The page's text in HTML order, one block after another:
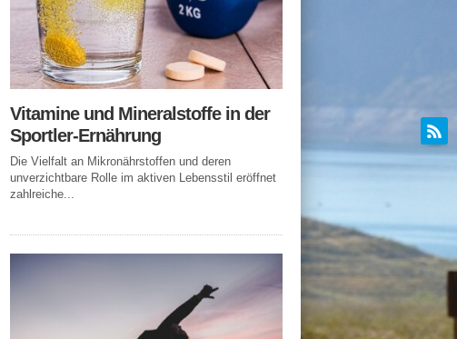
Vitamine und Mineralstoffe in der
Sportler-Ernährung
Die Vielfalt an Mikronährstoffen und deren
unverzichtbare Rolle im aktiven Lebensstil eröffnet
zahlreiche...